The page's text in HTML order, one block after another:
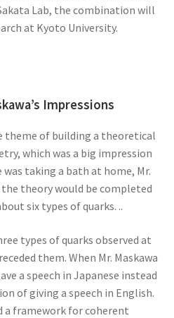
・ラザフォード
た原子物理学の父】
郎・ナイキスト等
だ名門
Lab, the combination will
at Kyoto University.
Impressions
theme of building a theoretical
which was a big impression
taking a bath at home, Mr.
theory would be completed
six types of quarks. ..
types of quarks observed at
them. When Mr. Maskawa
a speech in Japanese instead
of giving a speech in English.
a framework for coherent